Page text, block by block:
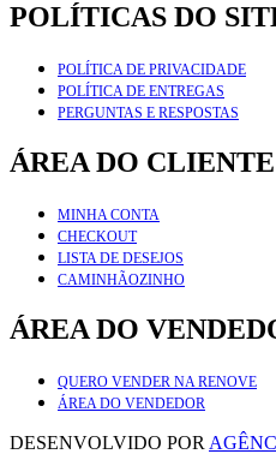
POLÍTICAS DO
POLÍTICA DE PRIVACIDADE
POLÍTICA DE ENTREGAS
PERGUNTAS E RESPOSTAS
ÁREA DO CLIENTE
MINHA CONTA
CHECKOUT
LISTA DE DESEJOS
CAMINHÃOZINHO
ÁREA DO
QUERO VENDER NA RENOVE
ÁREA DO VENDEDOR
DESENVOLVIDO POR